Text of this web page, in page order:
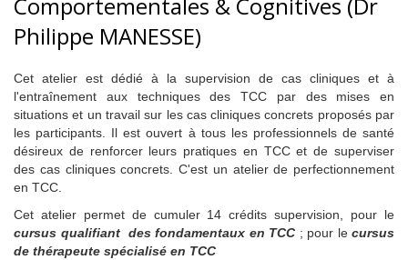
Philippe MANESSE)
Cet atelier est dédié à la supervision de cas cliniques et à
l'entraînement aux techniques des TCC par des mises en
situations et un travail sur les cas cliniques concrets proposés par
les participants. Il est ouvert à tous les professionnels de santé
désireux de renforcer leurs pratiques en TCC et de superviser
des cas cliniques concrets. C'est un atelier de perfectionnement
en TCC.
Cet atelier permet de cumuler 14 crédits supervision, pour le
cursus qualifiant des fondamentaux en TCC ; pour le cursus
de thérapeute spécialisé en TCC